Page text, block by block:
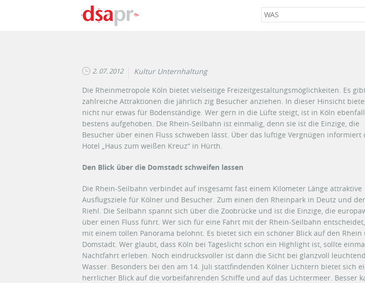
2. 07. 2012
Kultur Unternhaltung
Die Rheinmetropole Köln bietet vielseitige Freizeitgestaltungsmöglichkeiten. Es
zahlreiche Attraktionen die jährlich zig Besucher anziehen. In dieser Hinsicht
nicht nur etwas für Bodenständige. Wer gern in die Lüfte steigt, ist in Köln
bestens aufgehoben. Die Rhein-Seilbahn ist einmalig, denn sie ist die Einzige, die
Besucher über einen Fluss schweben lässt. Über das luftige Vergnügen informiert
Hotel „Haus zum weißen Kreuz“ in Hürth.
Den Blick über die Domstadt schweifen lassen
Die Rhein-Seilbahn verbindet auf insgesamt fast einem Kilometer Länge attraktive
Ausflugsziele für Kölner und Besucher. Zum einen den Rheinpark in Deutz und
Riehl. Die Seilbahn spannt sich über die Zoobrücke und ist die Einzige, die
über einen Fluss führt. Wer sich für eine Fahrt mit der Rhein-Seilbahn
mit einem tollen Panorama belohnt. Es bietet sich ein schöner Blick auf den Rhein
Domstadt. Wer glaubt, dass Köln bei Tageslicht schon ein Highlight ist, sollte
Nachtfahrt erleben. Noch eindrucksvoller ist dann die Sicht bei glanzvoll
Wasser. Besonders bei den am 14. Juli stattfindenden Kölner Lichtern bietet sich
herrlicher Blick auf die vorbeifahrenden Schiffe und auf das Lichtermeer. Besser